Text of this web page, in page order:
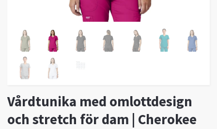
Vårdtunika med omlottdesign
och stretch för dam | Cherokee